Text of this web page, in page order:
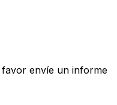
envíe un informe